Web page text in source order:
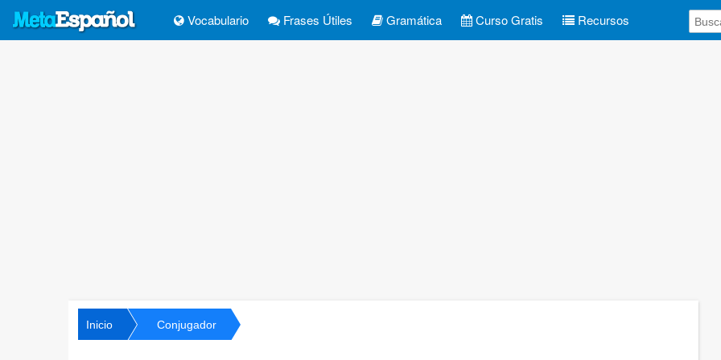
Vocabulario Frases Útiles Gramática Curso Gratis Recursos
Inicio Conjugador